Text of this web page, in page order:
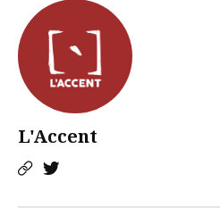
L'Accent